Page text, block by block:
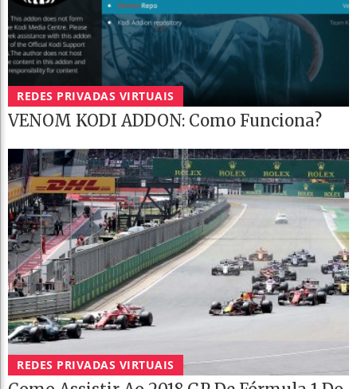
REDES PRIVADAS VIRTUAIS
VENOM KODI ADDON: Como Funciona?
REDES PRIVADAS VIRTUAIS